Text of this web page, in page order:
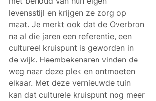
levensstijl en krijgen ze zorg op
maat. Je merkt ook dat de Overbron
na al die jaren een referentie, een
cultureel kruispunt is geworden in
de wijk. Heembekenaren vinden de
weg naar deze plek en ontmoeten
elkaar. Met deze vernieuwde tuin
kan dat culturele kruispunt nog meer